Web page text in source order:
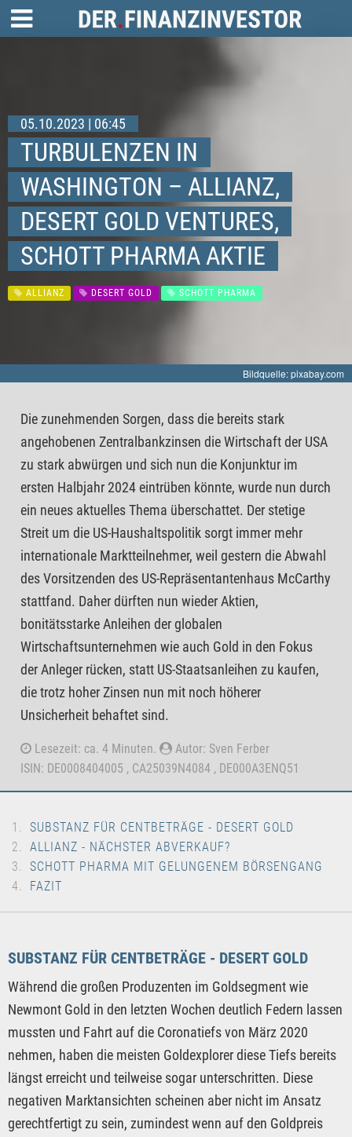
05.10.2023 | 06:45
TURBULENZEN IN
WASHINGTON – ALLIANZ,
DESERT GOLD VENTURES,
SCHOTT PHARMA AKTIE
ALLIANZ DESERT GOLD SCHOTT PHARMA
Bildquelle: pixabay.com
Die zunehmenden Sorgen, dass die bereits stark
angehobenen Zentralbankzinsen die Wirtschaft der USA
zu stark abwürgen und sich nun die Konjunktur im
ersten Halbjahr 2024 eintrüben könnte, wurde nun durch
ein neues aktuelles Thema überschattet. Der stetige
Streit um die US-Haushaltspolitik sorgt immer mehr
internationale Marktteilnehmer, weil gestern die Abwahl
des Vorsitzenden des US-Repräsentantenhaus McCarthy
stattfand. Daher dürften nun wieder Aktien,
bonitätsstarke Anleihen der globalen
Wirtschaftsunternehmen wie auch Gold in den Fokus
der Anleger rücken, statt US-Staatsanleihen zu kaufen,
die trotz hoher Zinsen nun mit noch höherer
Unsicherheit behaftet sind.
Lesezeit: ca. 4 Minuten.
Autor: Sven Ferber
ISIN: DE0008404005 , CA25039N4084 , DE000A3ENQ51
SUBSTANZ FÜR CENTBETRÄGE - DESERT GOLD
ALLIANZ - NÄCHSTER ABVERKAUF?
SCHOTT PHARMA MIT GELUNGENEM BÖRSENGANG
FAZIT
SUBSTANZ FÜR CENTBETRÄGE - DESERT GOLD
Während die großen Produzenten im Goldsegment wie
Newmont Gold in den letzten Wochen deutlich Federn lassen
mussten und Fahrt auf die Coronatiefs von März 2020
nehmen, haben die meisten Goldexplorer diese Tiefs bereits
längst erreicht und teilweise sogar unterschritten. Diese
negativen Marktansichten scheinen aber nicht im Ansatz
gerechtfertigt zu sein, zumindest wenn auf den Goldpreis